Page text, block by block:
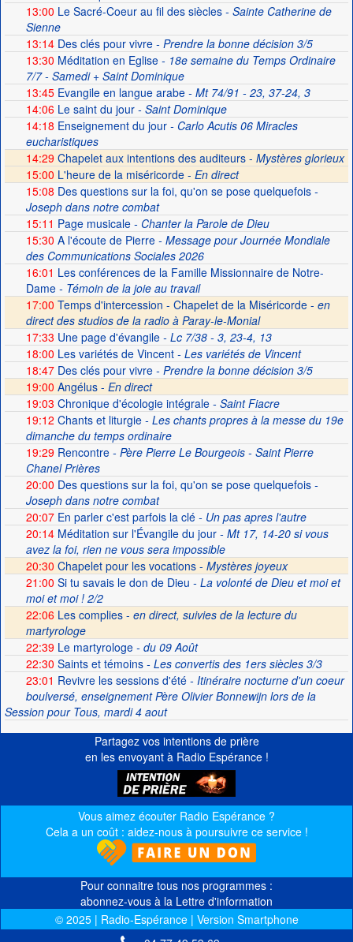
13:00 Le Sacré-Coeur au fil des siècles- Sainte Catherine de
Sienne
13:14Des clés pour vivre- Prendre la bonne décision 3/5
13:30 Méditation en Eglise- 18e semaine du Temps Ordinaire
7/7 - Samedi + Saint Dominique
13:45Evangile en langue arabe- Mt 74/91 - 23, 37-24, 3
14:06Le saint du jour- Saint Dominique
14:18 Enseignement du jour- Carlo Acutis 06 Miracles
eucharistiques
14:29 Chapelet aux intentions des auditeurs - Mystères glorieux
15:00 L'heure de la miséricorde - En direct
15:08 Des questions sur la foi, qu'on se pose quelquefois-
Joseph dans notre combat
15:11 Page musicale- Chanter la Parole de Dieu
15:30 A l'écoute de Pierre- Message pour Journée Mondiale
des Communications Sociales 2026
16:01 Les conférences de la Famille Missionnaire de Notre-
Dame- Témoin de la joie au travail
17:00 Temps d'intercession - Chapelet de la Miséricorde - en
direct des studios de la radio à Paray-le-Monial
17:33 Une page d'évangile- Lc 7/38 - 3, 23-4, 13
18:00 Les variétés de Vincent- Les variétés de Vincent
18:47Des clés pour vivre- Prendre la bonne décision 3/5
19:00 Angélus - En direct
19:03 Chronique d'écologie intégrale- Saint Fiacre
19:12 Chants et liturgie- Les chants propres à la messe du 19e
dimanche du temps ordinaire
19:29Rencontre- Père Pierre Le Bourgeois - Saint Pierre
Chanel Prières
20:00 Des questions sur la foi, qu'on se pose quelquefois-
Joseph dans notre combat
20:07En parler c'est parfois la clé- Un pas apres l'autre
20:14Méditation sur l'Évangile du jour- Mt 17, 14-20 si vous
avez la foi, rien ne vous sera impossible
20:30 Chapelet pour les vocations - Mystères joyeux
21:00 Si tu savais le don de Dieu - La volonté de Dieu et moi et
moi et moi ! 2/2
22:06 Les complies - en direct, suivies de la lecture du
martyrologe
22:39Le martyrologe- du 09 Août
22:30 Saints et témoins- Les convertis des 1ers siècles 3/3
23:01 Revivre les sessions d'été- Itinéraire nocturne d'un coeur
boulversé, enseignement Père Olivier Bonnewijn lors de la
Session pour Tous, mardi 4 aout
Partagez vos intentions de prière
en les envoyant à Radio Espérance !
Vous aimez écouter Radio Espérance ?
Cela a un coût : aidez-nous à poursuivre ce service !
Pour connaitre tous nos programmes :
abonnez-vous à la Lettre d'information
© 2025 | Radio-Espérance | Version Smartphone